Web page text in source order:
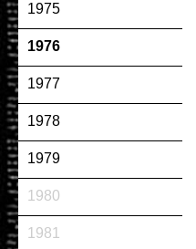
1975
1976
1977
1978
1979
1980
1981